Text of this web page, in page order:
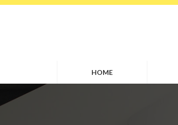
コ
ナ
HOME